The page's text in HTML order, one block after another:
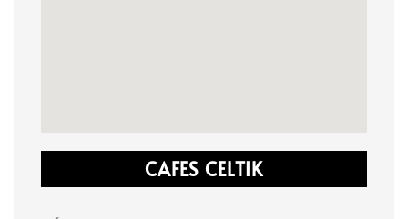
CAFES CELTIK